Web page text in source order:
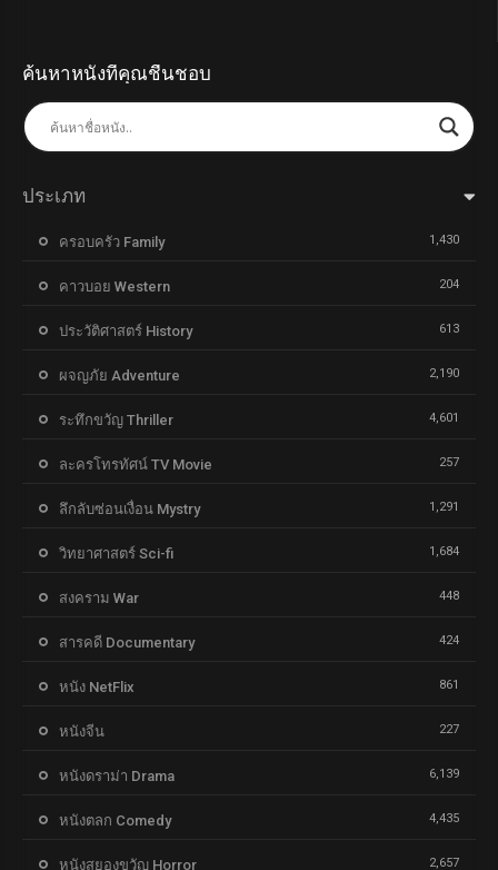
ค้นหาหนังที่คุณชื่นชอบ
ประเภท
ครอบครัว Family 1,430
คาวบอย Western 204
ประวัติศาสตร์ History 613
ผจญภัย Adventure 2,190
ระทึกขวัญ Thriller 4,601
ละครโทรทัศน์ TV Movie 257
ลึกลับซ่อนเงื่อน Mystry 1,291
วิทยาศาสตร์ Sci-fi 1,684
สงคราม War 448
สารคดี Documentary 424
หนัง NetFlix 861
หนังจีน 227
หนังดราม่า Drama 6,139
หนังตลก Comedy 4,435
หนังสยองขวัญ Horror 2,657